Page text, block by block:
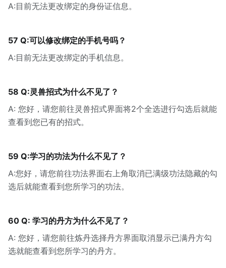
A:目前无法更改绑定的身份证信息。
57 Q:可以修改绑定的手机号吗？
A:目前无法更改绑定的手机信息。
58 Q:灵兽招式为什么不见了？
A: 您好，请您前往灵兽招式界面将2个全选进行勾选后就能
查看到您已有的招式。
59 Q:学习的功法为什么不见了？
A:您好，请您前往功法界面右上角取消已满级功法隐藏的勾
选后就能查看到您所学习的功法。
60 Q: 学习的丹方为什么不见了？
A: 您好，请您前往炼丹选择丹方界面取消显示已满丹方勾
选就能查看到您所学习的丹方。